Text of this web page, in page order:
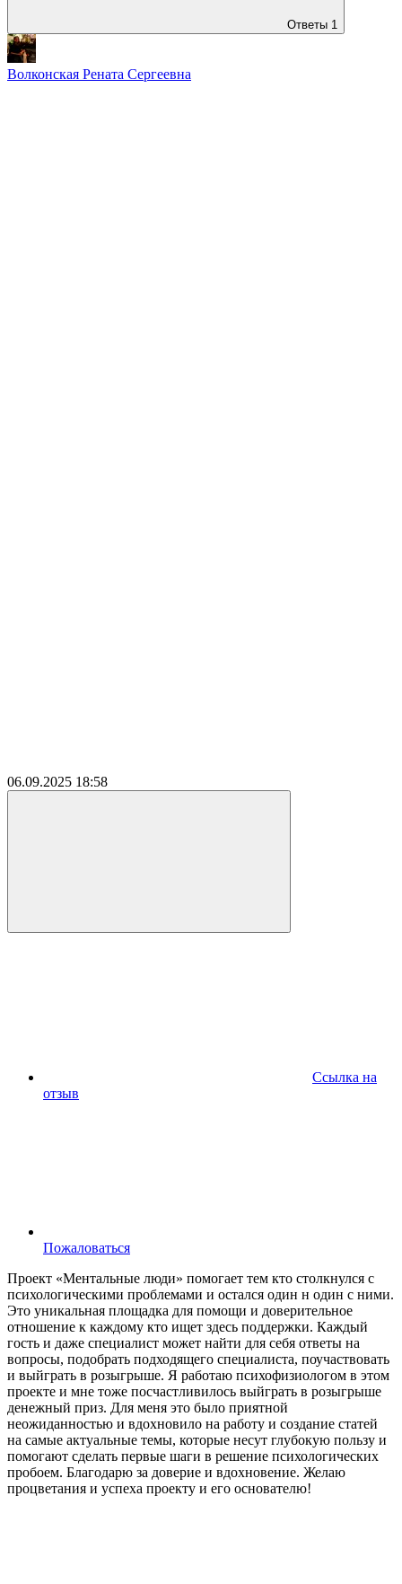
Ответы 1
Волконская Рената Сергеевна
06.09.2025 18:58
Ссылка на
отзыв
Пожаловаться
Проект «Ментальные люди» помогает тем кто столкнулся с
психологическими проблемами и остался один н один с ними.
Это уникальная площадка для помощи и доверительное
отношение к каждому кто ищет здесь поддержки. Каждый
гость и даже специалист может найти для себя ответы на
вопросы, подобрать подходящего специалиста, поучаствовать
и выйграть в розыгрыше. Я работаю психофизиологом в этом
проекте и мне тоже посчастливилось выйграть в розыгрыше
денежный приз. Для меня это было приятной
неожиданностью и вдохновило на работу и создание статей
на самые актуальные темы, которые несут глубокую пользу и
помогают сделать первые шаги в решение психологических
пробоем. Благодарю за доверие и вдохновение. Желаю
процветания и успеха проекту и его основателю!